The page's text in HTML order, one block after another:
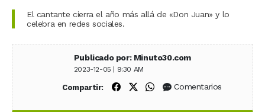
El cantante cierra el año más allá de «Don Juan» y lo
celebra en redes sociales.
Publicado por: Minuto30.com
2023-12-05 | 9:30 AM
Compartir: Compartir en Facebook
Compartir en X (Twitter)
Compartir en WhatsApp
Comentarios